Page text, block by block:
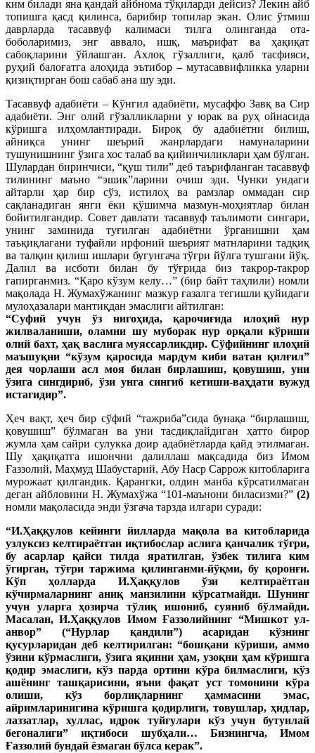
ким билади яна қандай айбнома тўқиларди дейсиз? Лекин айб
топишга қасд қилинса, барибир топилар экан. Олис ўтмиш
даврларда тасаввуф калимаси тилга олинганда ота-
боболаримиз, энг аввало, ишқ, маърифат ва ҳақиқат
сабоқларини ўйлашган. Ахлоқ гўзаллиги, қалб тасфияси,
руҳий балоғатга алоҳида эътибор ‒ мутасаввифликка уларни
қизиқтирган бош сабаб ана шу эди.
Тасаввуф адабиёти – Кўнгил адабиёти, мусаффо Завқ ва Сир
адабиёти. Энг олий гўзалликларни у юрак ва руҳ ойнасида
кўришга илҳомлантиради. Бироқ бу адабиётни билиш,
айниқса унинг шеърий жанрлардаги намуналарини
тушунишнинг ўзига хос талаб ва қийинчиликлари ҳам бўлган.
Шулардан биринчиси, “қуш тили” деб таърифланган тасаввуф
тилининг маъно “эшик”ларини очиш эди. Чунки ундаги
айтарли ҳар бир сўз, истилоҳ ва рамзлар оммадан сир
сақланадиган янги ёки қўшимча мазмун-моҳиятлар билан
бойитилгандир. Совет давлати тасаввуф таълимоти сингари,
унинг заминида туғилган адабиётни ўрганишни ҳам
таъқиқлагани туфайли ирфоний шеърият матнларини тадқиқ
ва талқин қилиш ишлари бугунгача тўғри йўлга тушгани йўқ.
Далил ва исботи билан бу тўғрида биз такрор-такрор
гапирганмиз. “Қаро кўзум келу…” (бир байт таҳлили) номли
мақолада Н. Жумахўжанинг мазкур ғазалга тегишли қуйидаги
мулоҳазалари мантиқдан эмаслиги айтилган:
“Суфий учун ўз нигоҳида, қарочиғида илоҳий нур
жилваланиши, оламни шу муборак нур орқали кўриши
олий бахт, ҳақ васлига муяссарликдир. Сўфийнинг илоҳий
маъшуқни “кўзум қаросида мардум киби ватан қилғил”
дея чорлаши асл моя билан бирлашиш, қовушиш, уни
ўзига сингдириб, ўзи унга сингиб кетиши-ваҳдати вужуд
истагидир”.
Ҳеч вақт, ҳеч бир сўфий “тажриба”сида бунақа “бирлашиш,
қовушиш” бўлмаган ва уни тасдиқлайдиган ҳатто бирор
жумла ҳам сайри сулукка доир адабиётларда қайд этилмаган.
Шу ҳақиқатга ишончни далиллаш мақсадида биз Имом
Ғаззолий, Маҳмуд Шабустарий, Абу Наср Саррож китобларига
мурожаат қилгандик. Қарангки, олдин манба кўрсатилмаган
деган айбловини Н. Жумахўжа “101-маънони биласизми?” (2)
номли мақоласида энди ўзгача тарзда илгари суради:
“И.Ҳаққулов кейинги йилларда мақола ва китобларида
узлуксиз келтираётган иқтибослар аслига қанчалик тўғри,
бу асарлар қайси тилда яратилган, ўзбек тилига ким
ўгирган, тўғри таржима қилинганми-йўқми, бу қоронғи.
Кўп ҳолларда И.Ҳаққулов ўзи келтираётган
кўчирмаларнинг аниқ манзилини кўрсатмайди. Шунинг
учун уларга ҳозирча тўлиқ ишониб, суяниб бўлмайди.
Масалан, И.Ҳаққулов Имом Ғаззолийнинг “Мишкот ул-
анвор” (“Нурлар қандили”) асаридан кўзнинг
қусурларидан деб келтирилган: “бошқани кўриши, аммо
ўзини кўрмаслиги, ўзига яқинни ҳам, узоқни ҳам кўришга
қодир эмаслиги, кўз парда ортини кўра билмаслиги, кўз
ашёнинг ташқарисини, яъни фақат уст томонини кўра
олиши, кўз борлиқларнинг ҳаммасини эмас,
айримларинигина кўришга қодирлиги, товушлар, ҳидлар,
лаззатлар, хуллас, идрок туйғулари кўз учун бутунлай
бегоналиги” иқтибоси шубҳали… Бизнингча, Имом
Ғаззолий бундай ёзмаган бўлса керак”.